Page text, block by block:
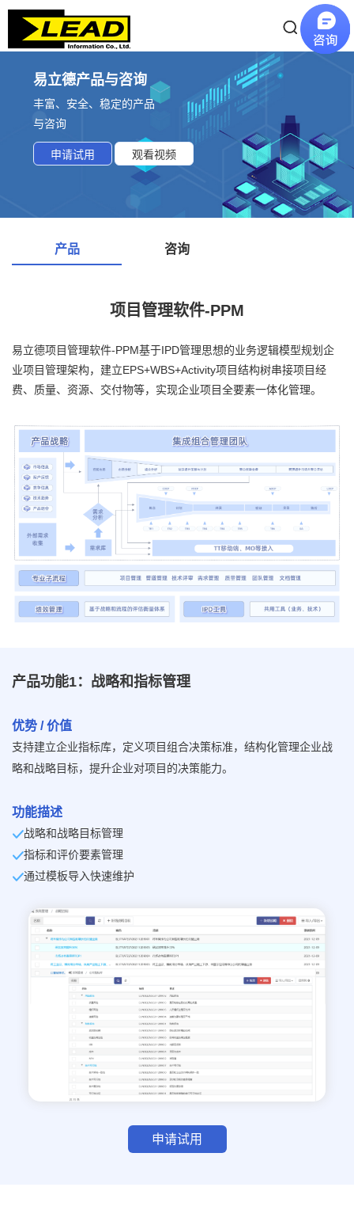
易立德产品与咨询
丰富、安全、稳定的产品
与咨询
申请试用 观看视频
产品 咨询
项目管理软件-PPM
易立德项目管理软件-PPM基于IPD管理思想的业务逻辑模型规划企
业项目管理架构，建立EPS+WBS+Activity项目结构树串接项目经
费、质量、资源、交付物等，实现企业项目全要素一体化管理。
产品功能1：战略和指标管理
优势 / 价值
支持建立企业指标库，定义项目组合决策标准，结构化管理企业战
略和战略目标，提升企业对项目的决策能力。
功能描述
战略和战略目标管理
指标和评价要素管理
通过模板导入快速维护
申请试用